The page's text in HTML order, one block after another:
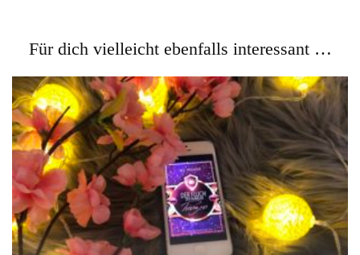
Für dich vielleicht ebenfalls interessant …